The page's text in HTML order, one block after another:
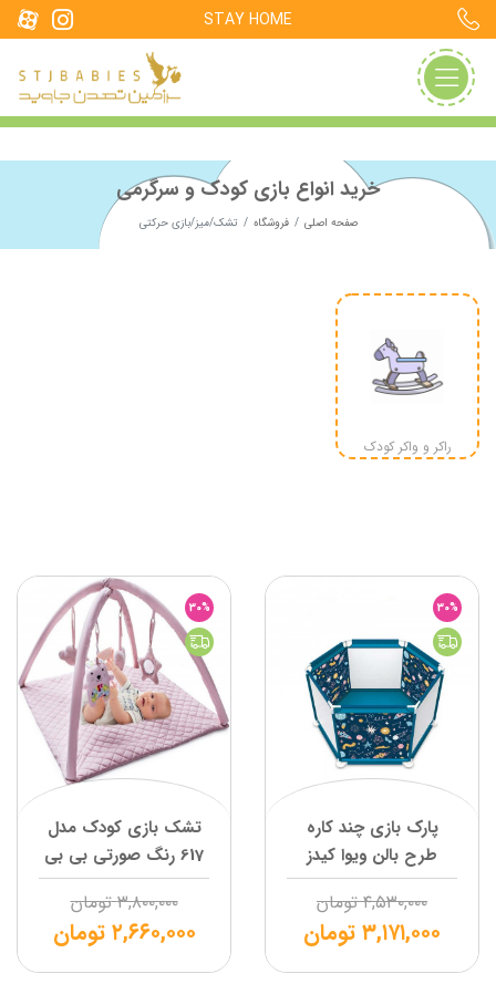
STAY HOME
خرید انواع بازی کودک و سرگرمی
صفحه اصلی فروشگاه تشک/میز/بازی حرکتی
راکر و واکر کودک
30%
پارک بازی چند کاره
طرح بالن ویوا کیدز
۴,۵۳۰,۰۰۰ تومان
۳,۱۷۱,۰۰۰تومان
30%
تشک بازی کودک مدل
617 رنگ صورتی بی بی
جم
۳,۸۰۰,۰۰۰ تومان
۲,۶۶۰,۰۰۰ تومان